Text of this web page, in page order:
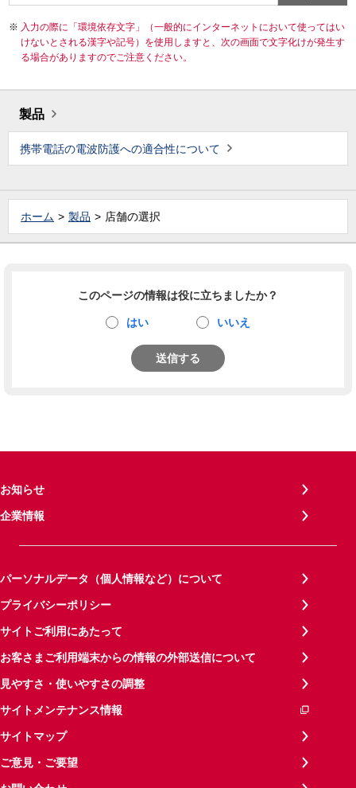
入力の際に「環境依存文字」（一般的にインターネットにおいて使ってはい
けないとされる漢字や記号）を使用しますと、次の画面で文字化けが発生す
る場合がありますのでご注意ください。
製品
携帯電話の電波防護への適合性について
ホーム 製品 店舗の選択
このページの情報は役に立ちましたか？
はい いいえ
送信する
お知らせ
企業情報
パーソナルデータ（個人情報など）について
プライバシーポリシー
サイトご利用にあたって
お客さまご利用端末からの情報の外部送信について
見やすさ・使いやすさの調整
サイトメンテナンス情報
サイトマップ
ご意見・ご要望